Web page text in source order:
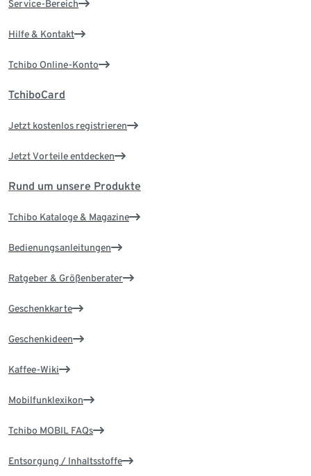
Service-Bereich
Hilfe & Kontakt
Tchibo Online-Konto
TchiboCard
Jetzt kostenlos registrieren
Jetzt Vorteile entdecken
Rund um unsere Produkte
Tchibo Kataloge & Magazine
Bedienungsanleitungen
Ratgeber & Größenberater
Geschenkkarte
Geschenkideen
Kaffee-Wiki
Mobilfunklexikon
Tchibo MOBIL FAQs
Entsorgung / Inhaltsstoffe